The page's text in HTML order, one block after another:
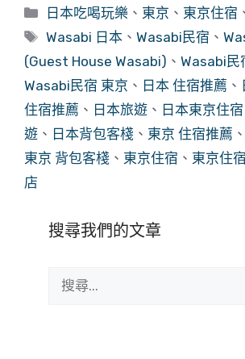
分
類
日本吃喝玩樂 、 東京 、 東京住宿
標
Wasabi 日本 、Wasabi民宿 、
(Guest House Wasabi) 、 Wasabi民
Wasabi民宿 東京 、 日本 住宿推薦 、
住宿推薦 、 日本旅遊 、 日本東京住宿
遊 、 日本背包客棧 、 東京 住宿推薦 、
東京 背包客棧 、 東京住宿 、 東京住
店
搜尋我們的文章
尋: